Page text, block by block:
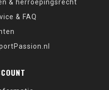
& herroepingsrecht
& FAQ